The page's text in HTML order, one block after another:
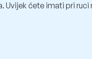
ćete imati pri ruci